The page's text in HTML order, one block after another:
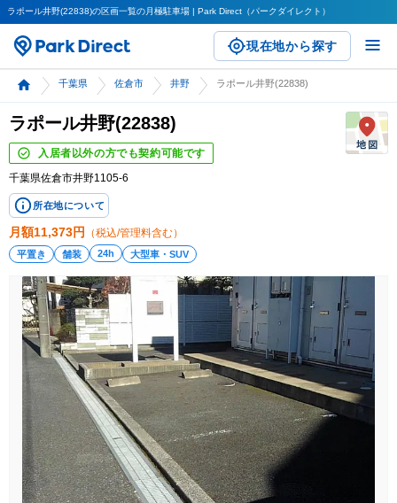
ラポール井野(22838)の区画一覧の月極駐車場 | Park Direct（パークダイレクト）
現在地から探す
千葉県 佐倉市 井野 ラポール井野(22838)
ラポール井野(22838)
入居者以外の方でも契約可能です
千葉県佐倉市井野1105-6
所在地について
月額11,373円 （税込/管理料含む）
平置き 舗装 24h 大型車・SUV